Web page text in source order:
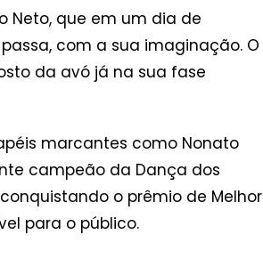
Neto, que em um dia de
com a sua imaginação. O
da avó já na sua fase
marcantes como Nonato
campeão da Dança dos
o prêmio de Melhor
para o público.